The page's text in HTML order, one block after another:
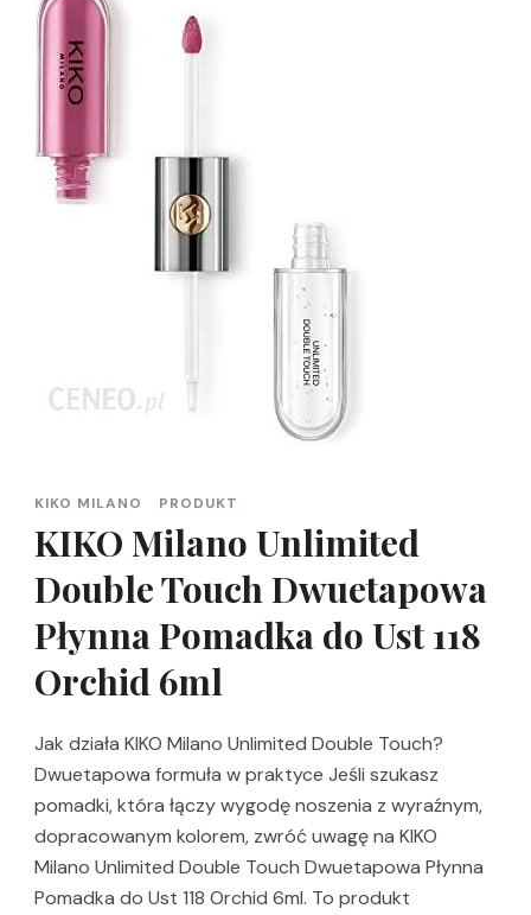
KIKO MILANO PRODUKT
KIKO Milano Unlimited
Double Touch Dwuetapowa
Płynna Pomadka do Ust 118
Orchid 6ml
Jak działa KIKO Milano Unlimited Double Touch?
Dwuetapowa formuła w praktyce Jeśli szukasz
pomadki, która łączy wygodę noszenia z wyraźnym,
dopracowanym kolorem, zwróć uwagę na KIKO
Milano Unlimited Double Touch Dwuetapowa Płynna
Pomadka do Ust 118 Orchid 6ml. To produkt